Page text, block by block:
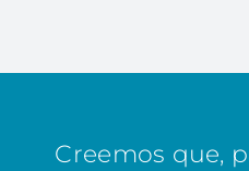
Creemos que,